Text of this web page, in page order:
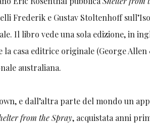
Frederik e Gustav Stoltenhoff
Il libro vede una sola edizione, in
la casa editrice originale (George
australiana.
e dall’altra parte del mondo un
from the Spray, acquistata anni